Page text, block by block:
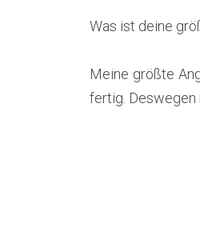
Was ist deine
Meine größte
fertig. Deswegen